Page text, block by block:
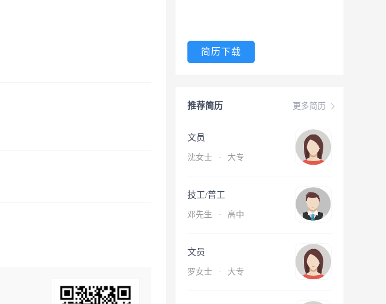
简历下载
更多简历
推荐简历
文员
沈女士 · 大专
技工/普工
邓先生 · 高中
文员
罗女士 · 大专